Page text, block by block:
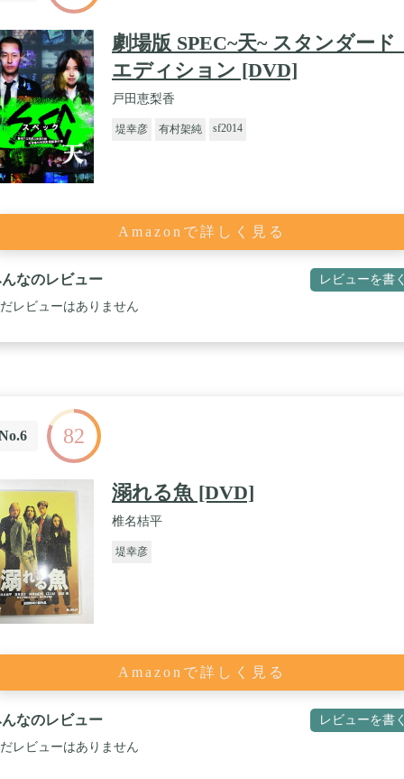
劇場版 SPEC~天~ スタンダード
エディション [DVD]
戸田恵梨香
堤幸彦 有村架純 sf2014
Amazonで詳しく見る
なのレビュー レビューを書
レビューはありません
82
溺れる魚 [DVD]
椎名桔平
堤幸彦
Amazonで詳しく見る
なのレビュー レビューを書
レビューはありません